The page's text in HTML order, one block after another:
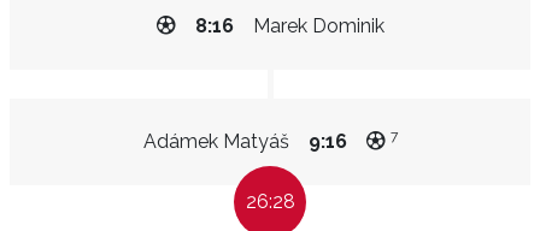
Marek Dominik
8:16
Adámek Matyáš 9:16 7
26:28